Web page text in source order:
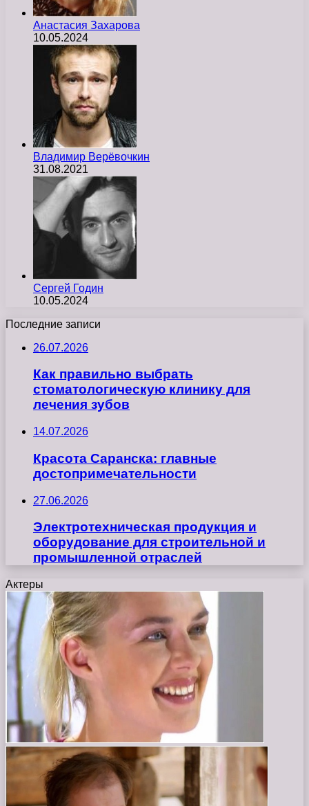
Анастасия Захарова
10.05.2024
Владимир Верёвочкин
31.08.2021
Сергей Годин
10.05.2024
Последние записи
26.07.2026
Как правильно выбрать
стоматологическую клинику для
лечения зубов
14.07.2026
Красота Саранска: главные
достопримечательности
27.06.2026
Электротехническая продукция и
оборудование для строительной и
промышленной отраслей
Актеры